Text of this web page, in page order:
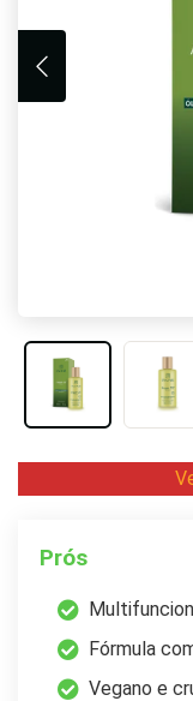
Prós
Fórmula
Vegano e